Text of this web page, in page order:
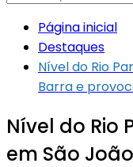
Página inicial
Destaques
Nível do Rio
Barra e
Nível do Rio
em São